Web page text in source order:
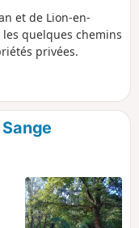
et de Lion-en-
quelques chemins
privées.